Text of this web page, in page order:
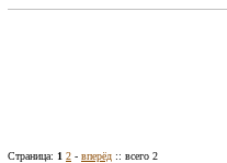
Страница: 1 2 - вперёд :: всего 2